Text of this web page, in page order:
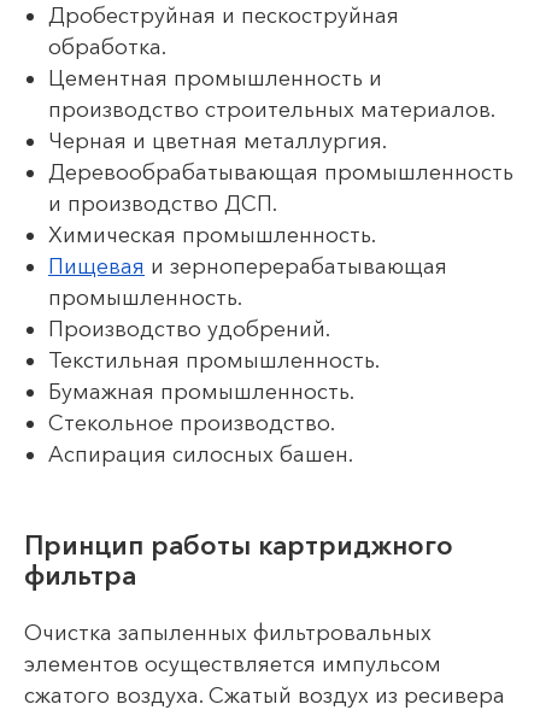
Дробеструйная и пескоструйная
обработка.
Цементная промышленность и
производство строительных материалов.
Черная и цветная металлургия.
Деревообрабатывающая промышленность
и производство ДСП.
Химическая промышленность.
Пищевая и зерноперерабатывающая
промышленность.
Производство удобрений.
Текстильная промышленность.
Бумажная промышленность.
Стекольное производство.
Аспирация силосных башен.
Принцип работы картриджного
фильтра
Очистка запыленных фильтровальных
элементов осуществляется импульсом
сжатого воздуха. Сжатый воздух из ресивера